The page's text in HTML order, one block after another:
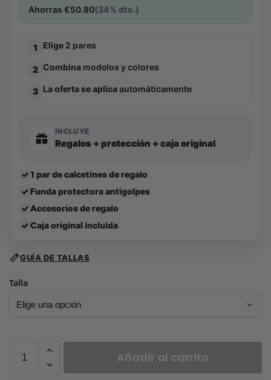
Ahorras €50.80(34% dto.)
1 Elige 2 pares
2 Combina modelos y colores
3 La oferta se aplicaautomáticamente
INCLUYE
Regalos + protección + caja original
✓1 par de calcetines de regalo
✓ Funda protectora antigolpes
✓ Accesorios de regalo
✓Caja original incluida
GUÍA DE TALLAS
Talla
Añadir al carrito